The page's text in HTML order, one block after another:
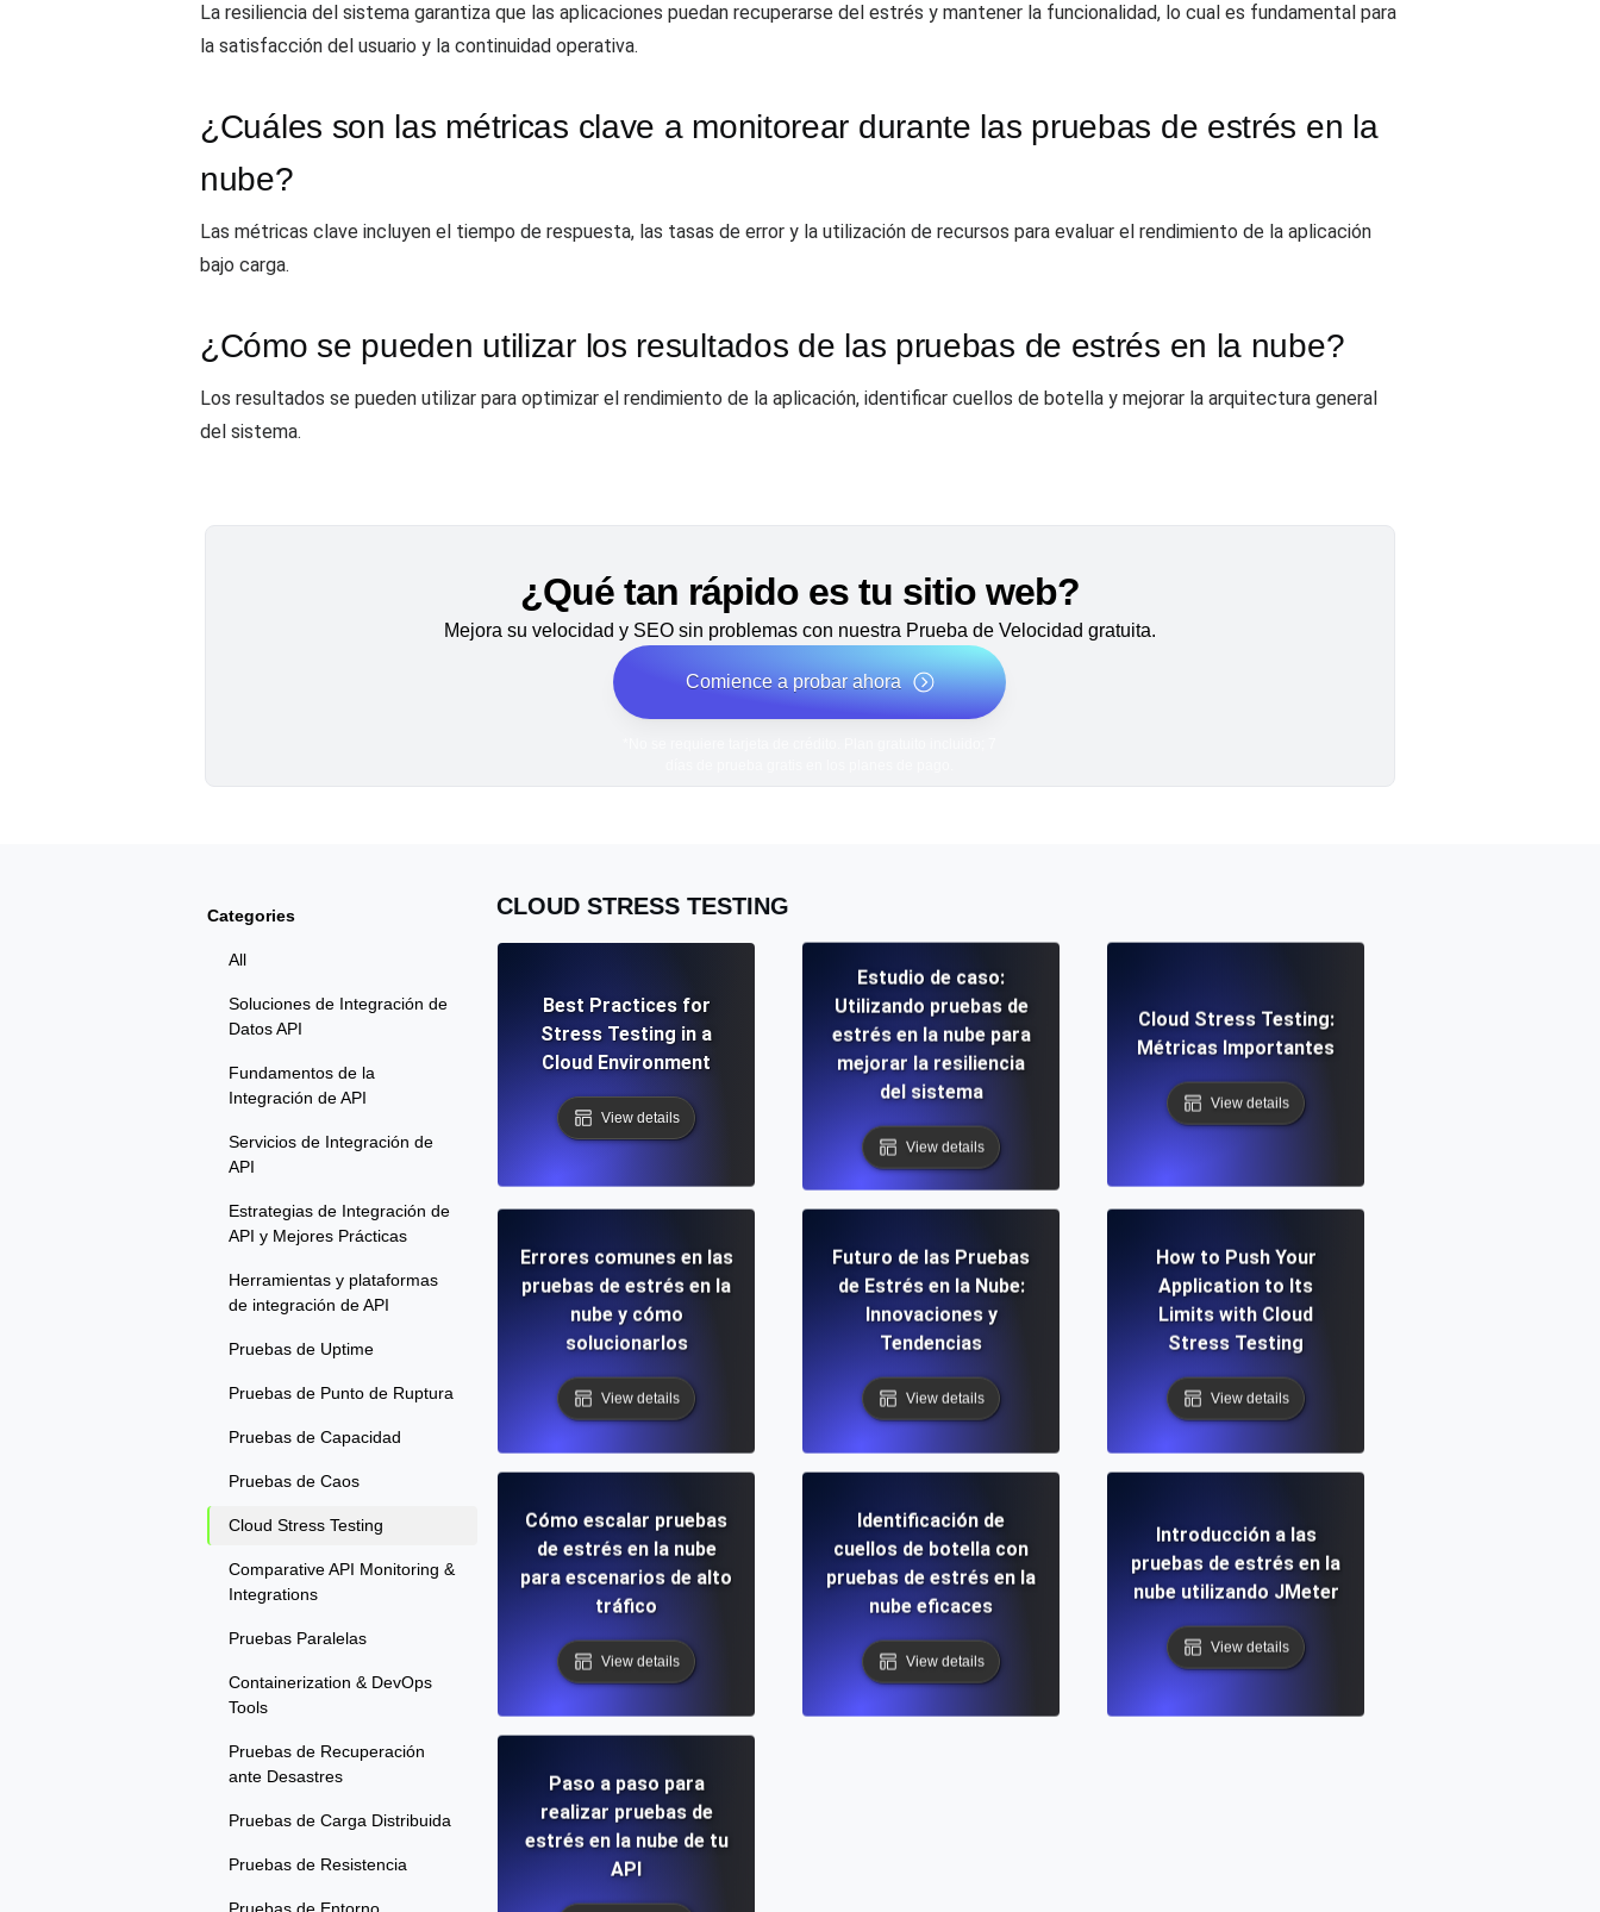
La resiliencia del sistema garantiza que las aplicaciones puedan recuperarse del estrés y mantener la funcionalidad, lo cual es fundamental para
la satisfacción del usuario y la continuidad operativa.
¿Cuáles son las métricas clave a monitorear durante las pruebas de estrés en la
nube?
Las métricas clave incluyen el tiempo de respuesta, las tasas de error y la utilización de recursos para evaluar el rendimiento de la aplicación
bajo carga.
¿Cómo se pueden utilizar los resultados de las pruebas de estrés en la nube?
Los resultados se pueden utilizar para optimizar el rendimiento de la aplicación, identificar cuellos de botella y mejorar la arquitectura general
del sistema.
¿Qué tan rápido es tu sitio web?
Mejora su velocidad y SEO sin problemas con nuestra Prueba de Velocidad gratuita.
Comience a probar ahora
Categories
All
Soluciones de Integración de
Datos API
Fundamentos de la
Integración de API
Servicios de Integración de
API
Estrategias de Integración de
API y Mejores Prácticas
Herramientas y plataformas
de integración de API
Pruebas de Uptime
Pruebas de Punto de Ruptura
Pruebas de Capacidad
Pruebas de Caos
Cloud Stress Testing
Comparative API Monitoring &
Integrations
Pruebas Paralelas
Containerization & DevOps
Tools
Pruebas de Recuperación
ante Desastres
Pruebas de Carga Distribuida
Pruebas de Resistencia
CLOUD STRESS TESTING
Best Practices for
Stress Testing in a
Cloud Environment
View details
Estudio de caso:
Utilizando pruebas de
estrés en la nube para
mejorar la resiliencia
del sistema
View details
Cloud Stress Testing:
Métricas Importantes
View details
Errores comunes en las
pruebas de estrés en la
nube y cómo
solucionarlos
View details
Futuro de las Pruebas
de Estrés en la Nube:
Innovaciones y
Tendencias
View details
How to Push Your
Application to Its
Limits with Cloud
Stress Testing
View details
Cómo escalar pruebas
de estrés en la nube
para escenarios de alto
tráfico
View details
Identificación de
cuellos de botella con
pruebas de estrés en la
nube eficaces
View details
Introducción a las
pruebas de estrés en la
nube utilizando JMeter
View details
Paso a paso para
realizar pruebas de
estrés en la nube de tu
API